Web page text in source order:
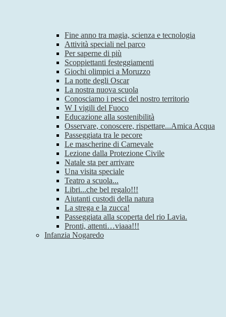
Fine anno tra magia, scienza e tecnologia
Attività speciali nel parco
Per saperne di più
Scoppiettanti festeggiamenti
Giochi olimpici a Moruzzo
La notte degli Oscar
La nostra nuova scuola
Conosciamo i pesci del nostro territorio
W I vigili del Fuoco
Educazione alla sostenibilità
Osservare, conoscere, rispettare...Amica Acqua
Passeggiata tra le pecore
Le mascherine di Carnevale
Lezione dalla Protezione Civile
Natale sta per arrivare
Una visita speciale
Teatro a scuola...
Libri...che bel regalo!!!
Aiutanti custodi della natura
La strega e la zucca!
Passeggiata alla scoperta del rio Lavia.
Pronti, attenti…viaaa!!!
Infanzia Nogaredo